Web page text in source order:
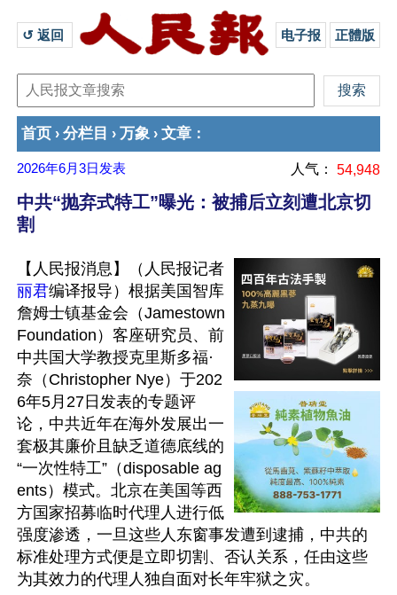
↺ 返回 电子报 正體版
首页 › 分栏目 › 万象 › 文章 ：
2026年6月3日 发表 人气： 54,948
中共“抛弃式特工”曝光：被捕后立刻遭北京切
割
【人民报消息】（人民报记者
丽君编译报导）根据美国智库
詹姆士镇基金会（Jamestown
Foundation）客座研究员、前
中共国大学教授克里斯多福·
奈（Christopher Nye）于202
6年5月27日发表的专题评
论，中共近年在海外发展出一
套极其廉价且缺乏道德底线的
“一次性特工”（disposable ag
ents）模式。北京在美国等西
方国家招募临时代理人进行低
强度渗透，一旦这些人东窗事发遭到逮捕，中共的
标准处理方式便是立即切割、否认关系，任由这些
为其效力的代理人独自面对长年牢狱之灾。